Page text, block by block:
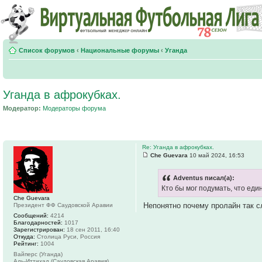
Список форумов ‹ Национальные форумы ‹ Уганда
Уганда в афрокубках.
Модератор: Модераторы форума
Re: Уганда в афрокубках.
Che Guevara 10 май 2024, 16:53
Adventus писал(а):
Кто бы мог подумать, что
Непонятно почему пролайн так
Che Guevara
Президент ФФ Саудовской Аравии
Сообщений: 4214
Благодарностей: 1017
Зарегистрирован: 18 сен 2011, 16:40
Откуда: Столица Руси, Россия
Рейтинг: 1004
Вайперс (Уганда)